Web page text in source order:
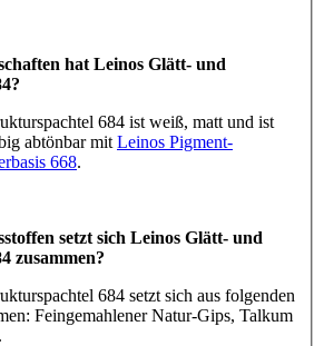
hat Leinos Glätt- und
684 ist weiß, matt und ist
abtönbar mit Leinos Pigment-
668.
setzt sich Leinos Glätt- und
zusammen?
684 setzt sich aus folgenden
Feingemahlener Natur-Gips, Talkum